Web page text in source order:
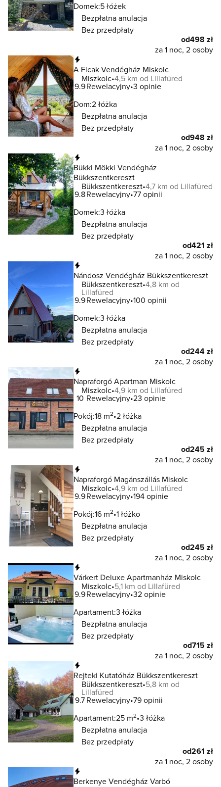
Domek:5 łóżek
Bezpłatna anulacja
Bez przedpłaty
od498 zł
za 1 noc, 2 osoby
A Ficak Vendégház Miskolc
Miszkolc 4,5 km od Lillafüred
9.9Rewelacyjny 3 opinie
Dom:2 łóżka
Bezpłatna anulacja
Bez przedpłaty
od948 zł
za 1 noc, 2 osoby
Bükki Mökki Vendégház
Bükkszentkereszt
Bükkszentkereszt 4,7 km od Lillafüred
9.8Rewelacyjny 77 opinii
Domek:3 łóżka
Bezpłatna anulacja
Bez przedpłaty
od421 zł
za 1 noc, 2 osoby
Nándosz Vendégház Bükkszentkereszt
Bükkszentkereszt 4,8 km od
Lillafüred
9.9Rewelacyjny 100 opinii
Domek:3 łóżka
Bezpłatna anulacja
Bez przedpłaty
od244 zł
za 1 noc, 2 osoby
Napraforgó Apartman Miskolc
Miszkolc 4,9 km od Lillafüred
10 Rewelacyjny 23 opinie
Pokój:18 m2 2 łóżka
Bezpłatna anulacja
Bez przedpłaty
od245 zł
za 1 noc, 2 osoby
Napraforgó Magánszállás Miskolc
Miszkolc 4,9 km od Lillafüred
9.9Rewelacyjny 194 opinie
Pokój:16 m2 1 łóżko
Bezpłatna anulacja
Bez przedpłaty
od245 zł
za 1 noc, 2 osoby
Várkert Deluxe Apartmanház Miskolc
Miszkolc 5,1 km od Lillafüred
9.9Rewelacyjny 32 opinie
Apartament:3 łóżka
Bezpłatna anulacja
Bez przedpłaty
od715 zł
za 1 noc, 2 osoby
Rejteki Kutatóház Bükkszentkereszt
Bükkszentkereszt 5,8 km od
Lillafüred
9.7Rewelacyjny 79 opinii
Apartament:25 m2 3 łóżka
Bezpłatna anulacja
Bez przedpłaty
od261 zł
za 1 noc, 2 osoby
Berkenye Vendégház Varbó